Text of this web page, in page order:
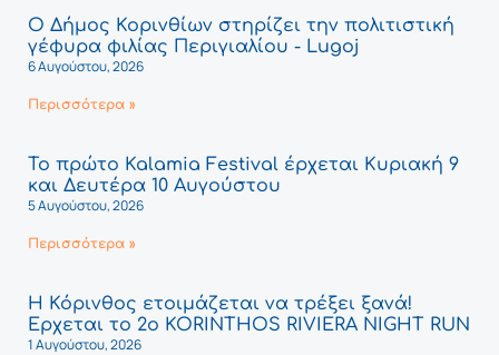
Ο Δήμος Κορινθίων στηρίζει την πολιτιστική
γέφυρα φιλίας Περιγιαλίου - Lugoj
6 Αυγούστου, 2026
Περισσότερα »
Το πρώτο Kalamia Festival έρχεται Κυριακή 9
και Δευτέρα 10 Αυγούστου
5 Αυγούστου, 2026
Περισσότερα »
Η Κόρινθος ετοιμάζεται να τρέξει ξανά!
Έρχεται το 2ο KORINTHOS RIVIERA NIGHT RUN
1 Αυγούστου, 2026